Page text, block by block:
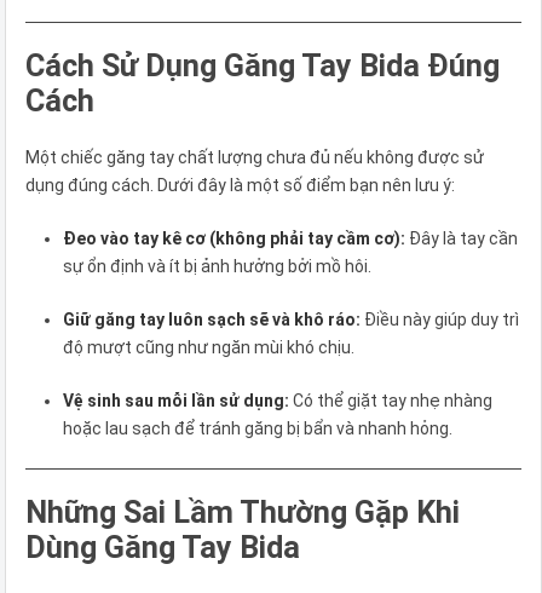
Cách Sử Dụng Găng Tay Bida Đúng
Cách
Một chiếc găng tay chất lượng chưa đủ nếu không được sử
dụng đúng cách. Dưới đây là một số điểm bạn nên lưu ý:
Đeo vào tay kê cơ (không phải tay cầm cơ): Đây là tay cần
sự ổn định và ít bị ảnh hưởng bởi mồ hôi.
Giữ găng tay luôn sạch sẽ và khô ráo: Điều này giúp duy trì
độ mượt cũng như ngăn mùi khó chịu.
Vệ sinh sau mỗi lần sử dụng: Có thể giặt tay nhẹ nhàng
hoặc lau sạch để tránh găng bị bẩn và nhanh hỏng.
Những Sai Lầm Thường Gặp Khi
Dùng Găng Tay Bida